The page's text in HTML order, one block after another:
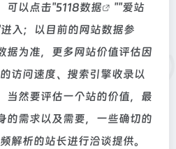
可以点击"5118数据 ""爱站
入；以目前的网站数据参
据为准，更多网站价值评估因
访问速度、搜索引擎收录以
当然要评估一个站的价值，最
的需求以及需要，一些确切的
解析的站长进行洽谈提供。